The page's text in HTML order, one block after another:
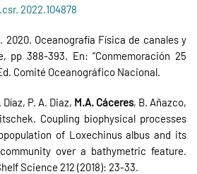
2022.104878
2020. Oceanografía Física de canales y
pp 388-393. En: “Conmemoración 25
Comité Oceanográfico Nacional.
P. A. Diaz, M.A. Cáceres, B. Añazco,
Coupling biophysical processes
of Loxechinus albus and its
over a bathymetric feature.
Science 212 (2018): 23-33.